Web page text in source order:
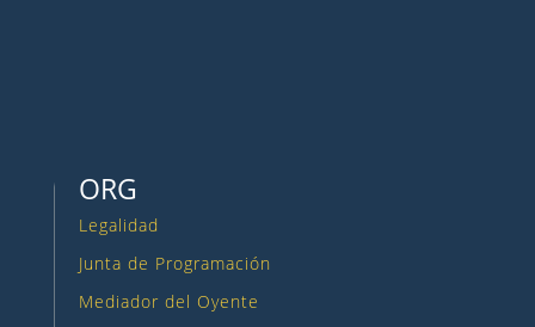
ORG
Legalidad
Junta de Programación
Mediador del Oyente